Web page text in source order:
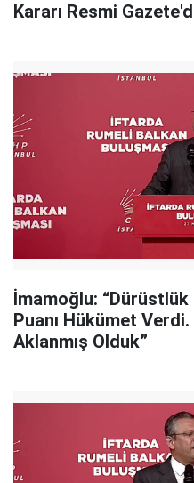
Kararı Resmi
İmamoğlu: “Dürüstlük
Puanı Hükümet
Aklanmış Olduk”